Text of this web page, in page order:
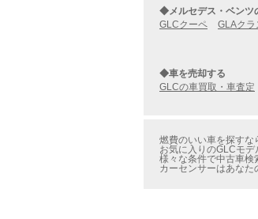
◆メルセデス・ベンツ
GLCクーペ
GLAクラ
◆車を売却する
GLCの車買取・車査定
燃費のいい車を探すな
お気に入りのGLCモ
様々な条件で中古車検
カーセンサーはあなた